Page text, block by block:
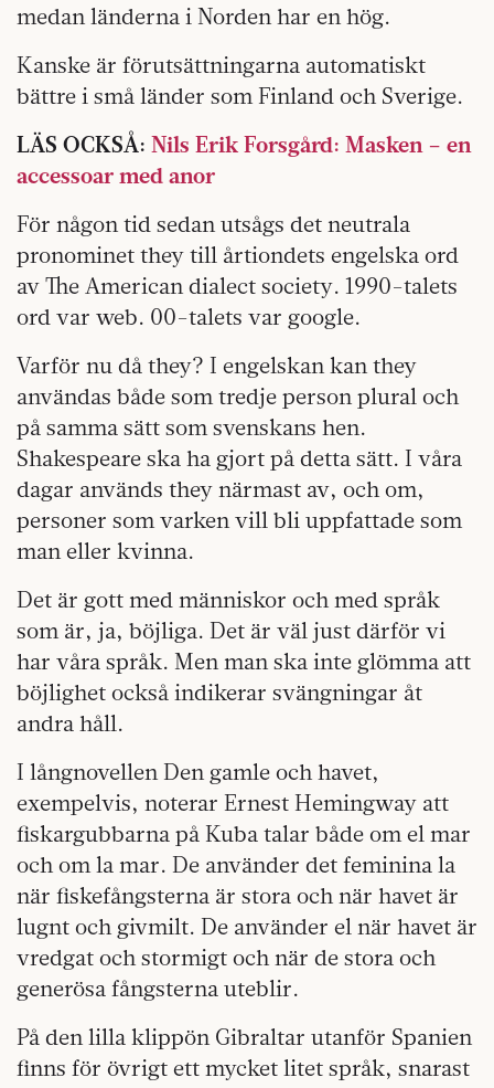
medan länderna i Norden har en hög.
Kanske är förutsättningarna automatiskt
bättre i små länder som Finland och Sverige.
LÄS OCKSÅ: Nils Erik Forsgård: Masken – en
accessoar med anor
För någon tid sedan utsågs det neutrala
pronominet they till årtiondets engelska ord
av The American dialect society. 1990-talets
ord var web. 00-talets var google.
Varför nu då they? I engelskan kan they
användas både som tredje person plural och
på samma sätt som svenskans hen.
Shakespeare ska ha gjort på detta sätt. I våra
dagar används they närmast av, och om,
personer som varken vill bli uppfattade som
man eller kvinna.
Det är gott med människor och med språk
som är, ja, böjliga. Det är väl just därför vi
har våra språk. Men man ska inte glömma att
böjlighet också indikerar svängningar åt
andra håll.
I långnovellen Den gamle och havet,
exempelvis, noterar Ernest Hemingway att
fiskargubbarna på Kuba talar både om el mar
och om la mar. De använder det feminina la
när fiskefångsterna är stora och när havet är
lugnt och givmilt. De använder el när havet är
vredgat och stormigt och när de stora och
generösa fångsterna uteblir.
På den lilla klippön Gibraltar utanför Spanien
finns för övrigt ett mycket litet språk, snarast